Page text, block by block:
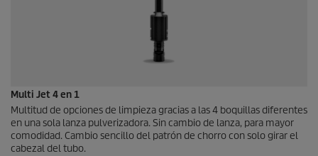
Multi Jet 4 en 1
Multitud de opciones de limpieza gracias a las 4 boquillas diferentes
en una sola lanza pulverizadora. Sin cambio de lanza, para mayor
comodidad. Cambio sencillo del patrón de chorro con solo girar el
cabezal del tubo.